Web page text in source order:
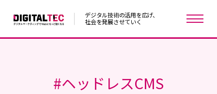
デジタル技術の活用を広げ、
社会を発展させていく
#ヘッドレスCMS